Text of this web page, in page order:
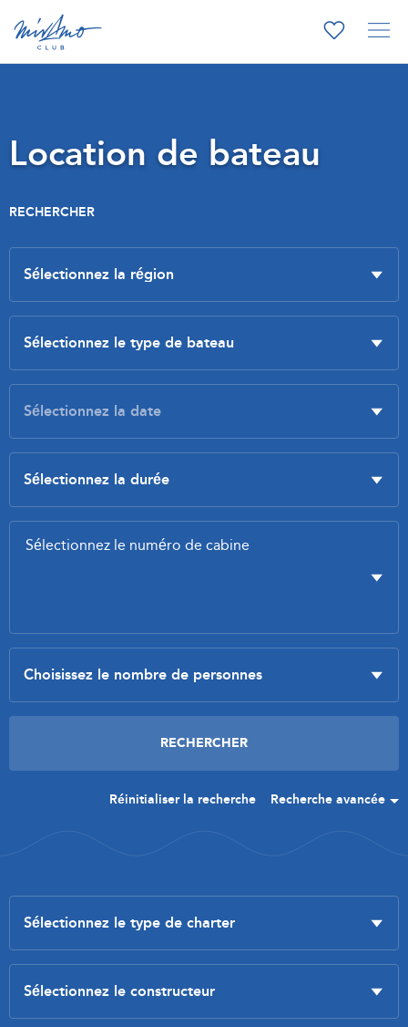
Location de bateau
RECHERCHER
Réinitialiser la recherche Recherche avancée